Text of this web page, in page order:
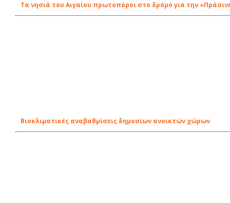
Τα νησιά του Αιγαίου πρωτοπόροι στο δρόμο για την
Βιοκλιματικές αναβαθμίσεις δημοσίων ανοικτών χώρων